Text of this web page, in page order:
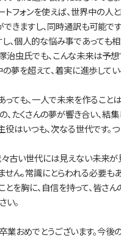
トフォンを使えば、世界中の
きますし、同時通訳も可能です
し、個人的な悩み事であっても
治虫氏でも、こんな未来は予想
夢を超えて、着実に進歩してい
ても、一人で未来を作ることは
、たくさんの夢が響き合い、結
役はいつも、次なる世代です。つ
々古い世代には見えない未来が
ん。常識にとらわれる必要もあ
とを胸に、自信を持って、皆さ
い。
業おめでとうございます。今後